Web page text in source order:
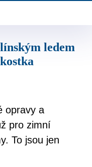
opravy a
pro zimní
To jsou jen